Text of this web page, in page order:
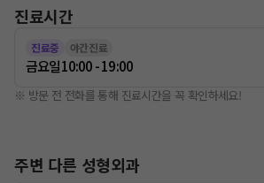
진료시간
진료중 야간진료
금요일10:00 - 19:00
※ 방문 전 전화를 통해 진료시간을 꼭 확인하세요!
주변 다른 성형외과